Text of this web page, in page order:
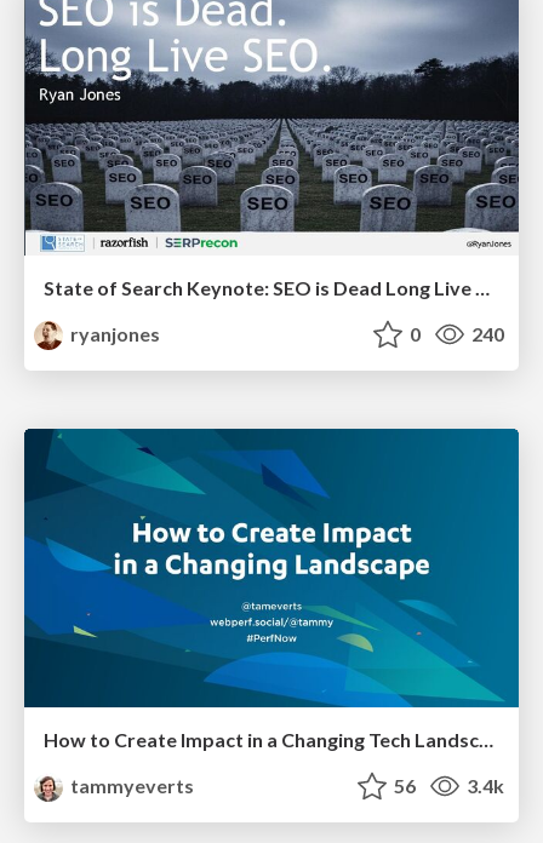
State of Search Keynote: SEO is Dead Long Live SEO
ryanjones
0 240
tammyeverts
56 3.4k